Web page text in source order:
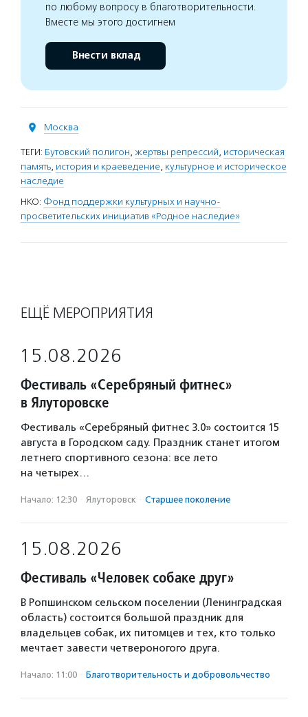
по любому вопросу в благотворительности.
Вместе мы этого достигнем
Внести вклад
Москва
ТЕГИ: Бутовский полигон, жертвы репрессий, историческая
память, история и краеведение, культурное и историческое
наследие
НКО: Фонд поддержки культурных и научно-
просветительских инициатив «Родное наследие»
ЕЩЁ МЕРОПРИЯТИЯ
15.08.2026
Фестиваль «Серебряный фитнес»
в Ялуторовске
Фестиваль «Серебряный фитнес 3.0» состоится 15
августа в Городском саду. Праздник станет итогом
летнего спортивного сезона: все лето
на четырех…
Начало: 12:30 · Ялуторовск · Старшее поколение
15.08.2026
Фестиваль «Человек собаке друг»
В Ропшинском сельском поселении (Ленинградская
область) состоится большой праздник для
владельцев собак, их питомцев и тех, кто только
мечтает завести четвероногого друга.
Начало: 11:00 · Благотвори­тель­ность и доброволь­чест­во